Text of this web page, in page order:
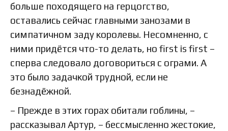
больше походящего на герцогство,
оставались сейчас главными занозами в
симпатичном заду королевы. Несомненно, с
ними придётся что-то делать, но first is first –
сперва следовало договориться с ограми. А
это было задачкой трудной, если не
безнадёжной.
– Прежде в этих горах обитали гоблины, –
рассказывал Артур, – бессмысленно жестокие,